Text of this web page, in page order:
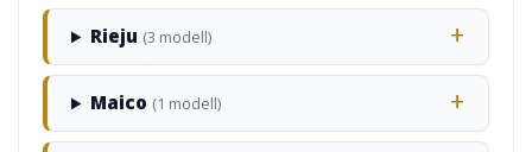
Rieju (3 modell)
Maico (1 modell)